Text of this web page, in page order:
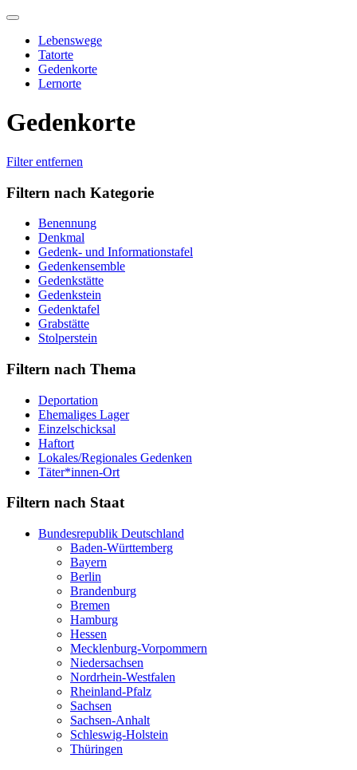
Skip
contentLebenswege
Tatorte
Gedenkorte
Lernorte
Gedenkorte
Filter entfernen
Filtern nach Kategorie
Benennung
Denkmal
Gedenk- und Informationstafel
Gedenkensemble
Gedenkstätte
Gedenkstein
Gedenktafel
Grabstätte
Stolperstein
Filtern nach Thema
Deportation
Ehemaliges Lager
Einzelschicksal
Haftort
Lokales/Regionales Gedenken
Täter*innen-Ort
Filtern nach Staat
Bundesrepublik Deutschland
Baden-Württemberg
Bayern
Berlin
Brandenburg
Bremen
Hamburg
Hessen
Mecklenburg-Vorpommern
Niedersachsen
Nordrhein-Westfalen
Rheinland-Pfalz
Sachsen
Sachsen-Anhalt
Schleswig-Holstein
Thüringen